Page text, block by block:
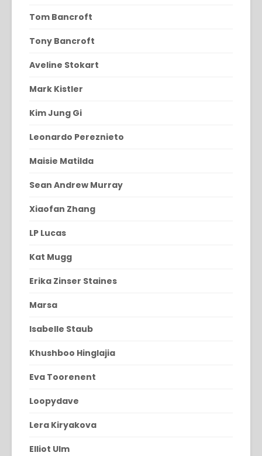
Tom Bancroft
Tony Bancroft
Aveline Stokart
Mark Kistler
Kim Jung Gi
Leonardo Pereznieto
Maisie Matilda
Sean Andrew Murray
Xiaofan Zhang
LP Lucas
Kat Mugg
Erika Zinser Staines
Marsa
Isabelle Staub
Khushboo Hinglajia
Eva Toorenent
Loopydave
Lera Kiryakova
Elliot Ulm